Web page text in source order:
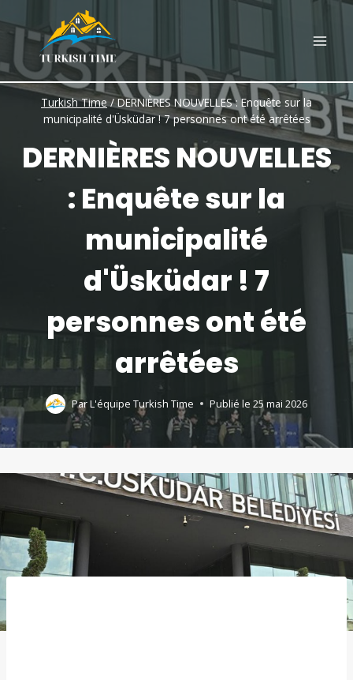
content
Turkish Time /DERNIÈRES NOUVELLES : Enquête sur la
municipalité d'Üsküdar ! 7 personnes ont été arrêtées
DERNIÈRES NOUVELLES
: Enquête sur la
municipalité
d'Üsküdar ! 7
personnes ont été
arrêtées
ParL'équipe Turkish Time Publié le 25 mai 2026